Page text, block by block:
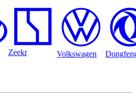
Zeekr Volkswagen